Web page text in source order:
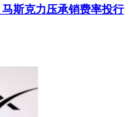
斯克力压承销费率投行